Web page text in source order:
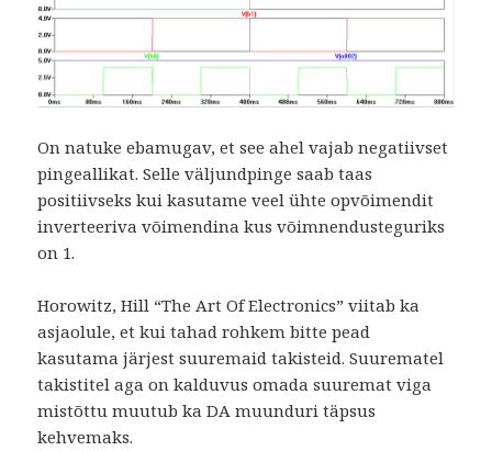
On natuke ebamugav, et see ahel vajab negatiivset
pingeallikat. Selle väljundpinge saab taas
positiivseks kui kasutame veel ühte opvõimendit
inverteeriva võimendina kus võimnendusteguriks
on 1.
Horowitz, Hill “The Art Of Electronics” viitab ka
asjaolule, et kui tahad rohkem bitte pead
kasutama järjest suuremaid takisteid. Suurematel
takistitel aga on kalduvus omada suuremat viga
mistõttu muutub ka DA muunduri täpsus
kehvemaks.